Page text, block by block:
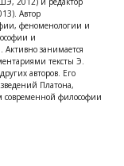
Автор
феноменологии и
и
Активно занимается
тексты Э.
авторов. Его
Платона,
современной философии